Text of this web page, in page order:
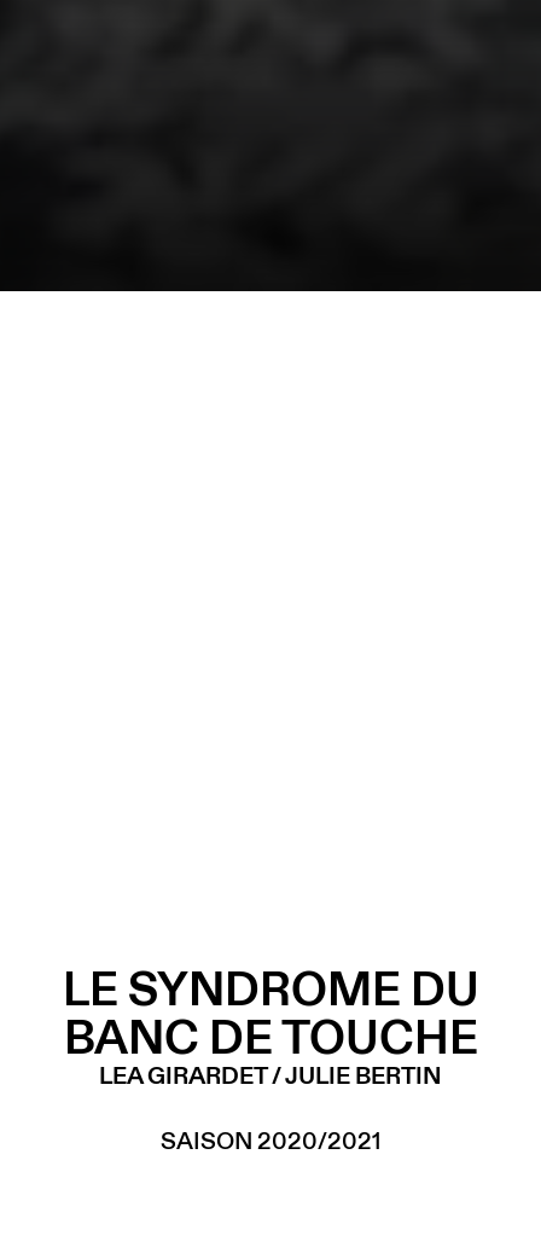
LE SYNDROME DU
BANC DE TOUCHE
LEA GIRARDET / JULIE BERTIN
SAISON 2020/2021